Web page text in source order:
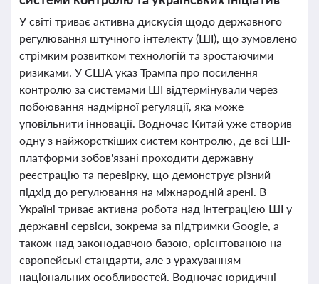
У світі триває активна дискусія щодо державного
регулювання штучного інтелекту (ШІ), що зумовлено
стрімким розвитком технологій та зростаючими
ризиками. У США указ Трампа про посилення
контролю за системами ШІ відтермінували через
побоювання надмірної регуляції, яка може
уповільнити інновації. Водночас Китай уже створив
одну з найжорсткіших систем контролю, де всі ШІ-
платформи зобов'язані проходити державну
реєстрацію та перевірку, що демонструє різний
підхід до регулювання на міжнародній арені. В
Україні триває активна робота над інтеграцією ШІ у
державні сервіси, зокрема за підтримки Google, а
також над законодавчою базою, орієнтованою на
європейські стандарти, але з урахуванням
національних особливостей. Водночас юридичні